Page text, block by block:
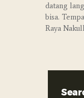
datang
bisa.
Raya